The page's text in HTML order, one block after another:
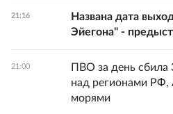
21:16
Названа дата
Эйегона" -
21:00
ПВО за день
над регионами
морями